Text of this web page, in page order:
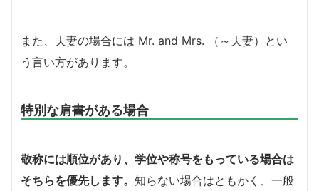
また、夫妻の場合には Mr. and Mrs. （～夫妻）とい
う言い方があります。
特別な肩書がある場合
敬称には順位があり、学位や称号をもっている場合は
そちらを優先します。 知らない場合はともかく、一般